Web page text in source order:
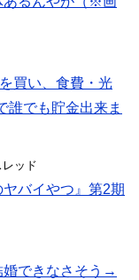
買い、食費・光
誰でも貯金出来ま
ッド
ヤバイやつ』第2期
婚できなさそう→